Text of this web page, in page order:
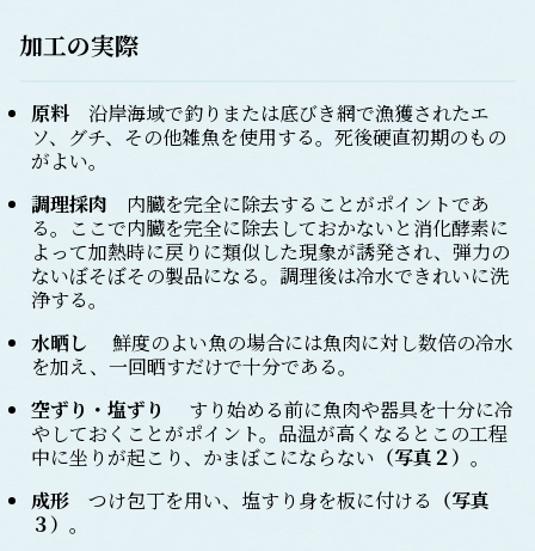
加工の実際
原料 沿岸海域で釣りまたは底びき網で漁獲されたエ
ソ、グチ、その他雑魚を使用する。死後硬直初期のもの
がよい。
調理採肉 内臓を完全に除去することがポイントであ
る。ここで内臓を完全に除去しておかないと消化酵素に
よって加熱時に戻りに類似した現象が誘発され、弾力の
ないぼそぼその製品になる。調理後は冷水できれいに洗
浄する。
水晒し 鮮度のよい魚の場合には魚肉に対し数倍の冷水
を加え、一回晒すだけで十分である。
空ずり・塩ずり
すり始める前に魚肉や器具を十分に冷
やしておくことがポイント。品温が高くなるとこの工程
中に坐りが起こり、かまぼこにならない （写真２） 。
成形 つけ包丁を用い、塩すり身を板に付ける （写真
３） 。